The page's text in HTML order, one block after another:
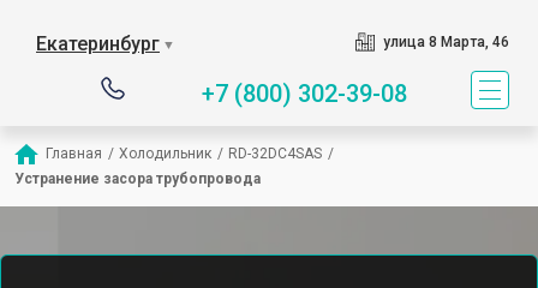
Екатеринбург ▼ улица 8 Марта, 46
+7 (800) 302-39-08
Главная / Холодильник / RD-32DC4SAS /
Устранение засора трубопровода